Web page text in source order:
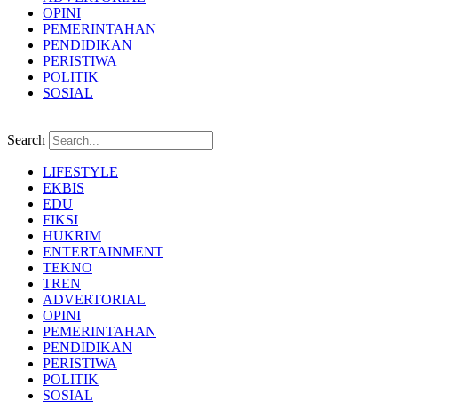
OPINI
PEMERINTAHAN
PENDIDIKAN
PERISTIWA
POLITIK
SOSIAL
Search
LIFESTYLE
EKBIS
EDU
FIKSI
HUKRIM
ENTERTAINMENT
TEKNO
TREN
ADVERTORIAL
OPINI
PEMERINTAHAN
PENDIDIKAN
PERISTIWA
POLITIK
SOSIAL